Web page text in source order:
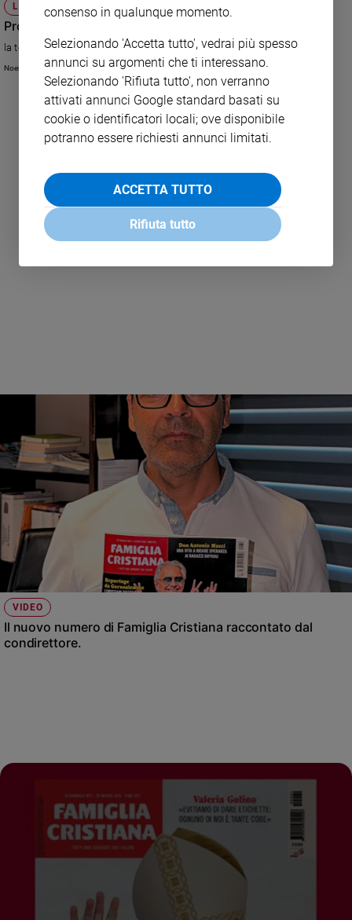
LA TESTIMONIANZA
Pronti, partenza, via!
la testimonianza
Noemi Giannelli
LEGGI ALTRO
VIDEO
Il nuovo numero di Famiglia Cristiana raccontato dal
condirettore.
consenso in qualunque momento.
Selezionando 'Accetta tutto', vedrai più spesso
annunci su argomenti che ti interessano.
Selezionando 'Rifiuta tutto', non verranno
attivati annunci Google standard basati su
cookie o identificatori locali; ove disponibile
potranno essere richiesti annunci limitati.
ACCETTA TUTTO
Rifiuta tutto